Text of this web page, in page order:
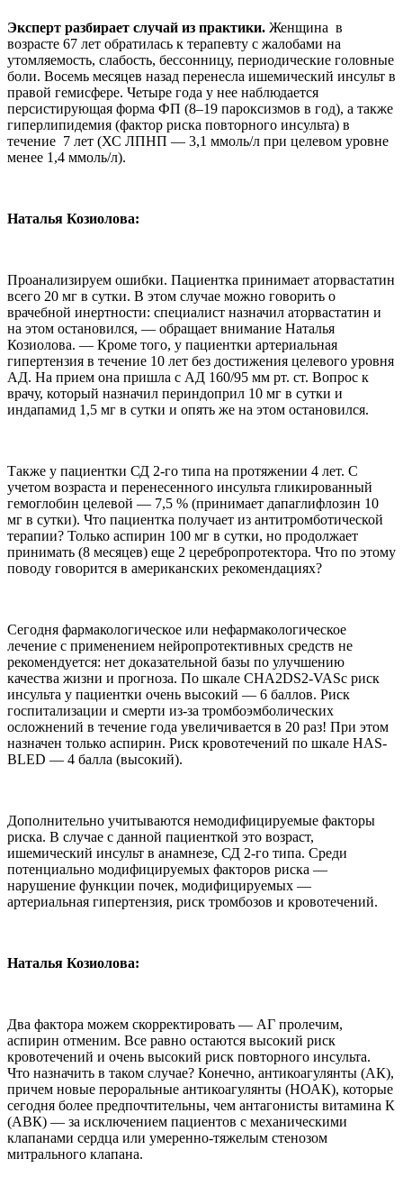
Эксперт разбирает случай из практики. Женщина в
возрасте 67 лет обратилась к терапевту с жалобами на
утомляемость, слабость, бессонницу, периодические головные
боли. Восемь месяцев назад перенесла ишемический инсульт в
правой гемисфере. Четыре года у нее наблюдается
персистирующая форма ФП (8–19 пароксизмов в год), а также
гиперлипидемия (фактор риска повторного инсульта) в
течение 7 лет (ХС ЛПНП — 3,1 ммоль/л при целевом уровне
менее 1,4 ммоль/л).
Наталья Козиолова:
Проанализируем ошибки. Пациентка принимает аторвастатин
всего 20 мг в сутки. В этом случае можно говорить о
врачебной инертности: специалист назначил аторвастатин и
на этом остановился, — обращает внимание Наталья
Козиолова. — Кроме того, у пациентки артериальная
гипертензия в течение 10 лет без достижения целевого уровня
АД. На прием она пришла с АД 160/95 мм рт. ст. Вопрос к
врачу, который назначил периндоприл 10 мг в сутки и
индапамид 1,5 мг в сутки и опять же на этом остановился.
Также у пациентки СД 2-го типа на протяжении 4 лет. С
учетом возраста и перенесенного инсульта гликированный
гемоглобин целевой — 7,5 % (принимает дапаглифлозин 10
мг в сутки). Что пациентка получает из антитромботической
терапии? Только аспирин 100 мг в сутки, но продолжает
принимать (8 месяцев) еще 2 церебропротектора. Что по этому
поводу говорится в американских рекомендациях?
Сегодня фармакологическое или нефармакологическое
лечение с применением нейропротективных средств не
рекомендуется: нет доказательной базы по улучшению
качества жизни и прогноза. По шкале CHA2DS2-VASс риск
инсульта у пациентки очень высокий — 6 баллов. Риск
госпитализации и смерти из-за тромбоэмболических
осложнений в течение года увеличивается в 20 раз! При этом
назначен только аспирин. Риск кровотечений по шкале HAS-
BLED — 4 балла (высокий).
Дополнительно учитываются немодифицируемые факторы
риска. В случае с данной пациенткой это возраст,
ишемический инсульт в анамнезе, СД 2-го типа. Среди
потенциально модифицируемых факторов риска —
нарушение функции почек, модифицируемых —
артериальная гипертензия, риск тромбозов и кровотечений.
Наталья Козиолова:
Два фактора можем скорректировать — АГ пролечим,
аспирин отменим. Все равно остаются высокий риск
кровотечений и очень высокий риск повторного инсульта.
Что назначить в таком случае? Конечно, антикоагулянты (АК),
причем новые пероральные антикоагулянты (НОАК), которые
сегодня более предпочтительны, чем антагонисты витамина К
(АВК) — за исключением пациентов с механическими
клапанами сердца или умеренно-тяжелым стенозом
митрального клапана.